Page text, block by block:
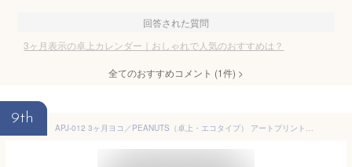
回答された質問
3ヶ月表示の卓上カレンダー｜おしゃれで人気のおすすめは？
全てのおすすめコメント (1件) >
9th
APJ-012 3ヶ月ヨコ／PEANUTS（卓上・エコタイプ） アートプリントジャパン 2026年 カレンダ ー 1000136862